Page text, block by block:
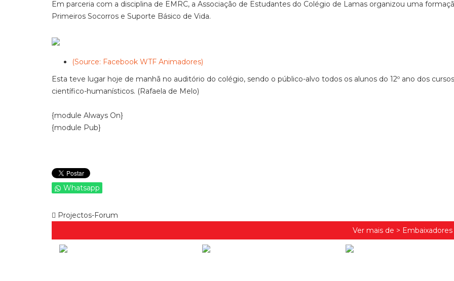
Em parceria com a disciplina de EMRC, a Associação de Estudantes do Colégio de Lamas organizou uma
Primeiros Socorros e Suporte Básico de Vida.
(Source: Facebook WTF Animadores)
Esta teve lugar hoje de manhã no auditório do colégio, sendo o público-alvo todos os alunos do 12º ano dos cursos
científico-humanísticos. (Rafaela de Melo)
{module Always On}
{module Pub}
Whatsapp
Projectos-Forum
Ver mais de >